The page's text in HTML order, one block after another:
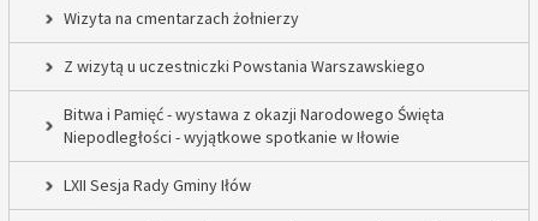
Wizyta na cmentarzach żołnierzy
Z wizytą u uczestniczki Powstania Warszawskiego
Bitwa i Pamięć - wystawa z okazji Narodowego Święta
Niepodległości - wyjątkowe spotkanie w Iłowie
LXII Sesja Rady Gminy Iłów